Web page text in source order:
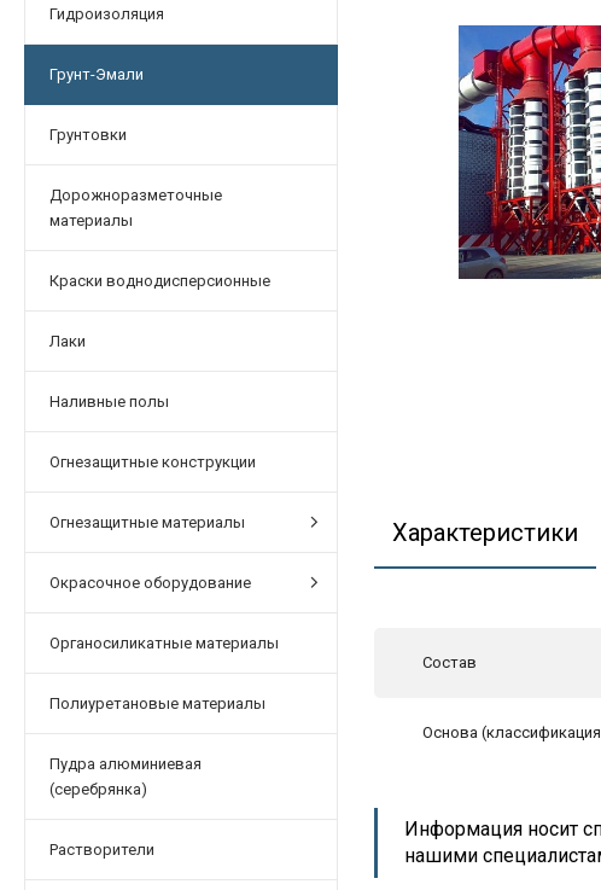
Гидроизоляция
Грунт-Эмали
Грунтовки
Дорожноразметочные
материалы
Краски воднодисперсионные
Лаки
Наливные полы
Огнезащитные конструкции
Огнезащитные материалы
Окрасочное оборудование
Органосиликатные материалы
Полиуретановые материалы
Пудра алюминиевая
(серебрянка)
Растворители
Характеристики
Состав
Основа
Информация носит
нашими